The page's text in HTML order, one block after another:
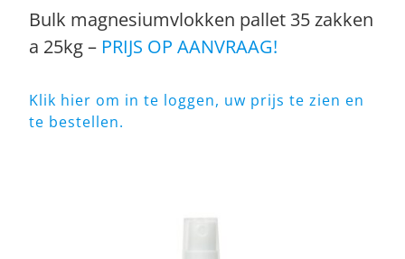
Bulk magnesiumvlokken pallet 35 zakken
a 25kg – PRIJS OP AANVRAAG!
Klik hier om in te loggen, uw prijs te zien en
te bestellen.